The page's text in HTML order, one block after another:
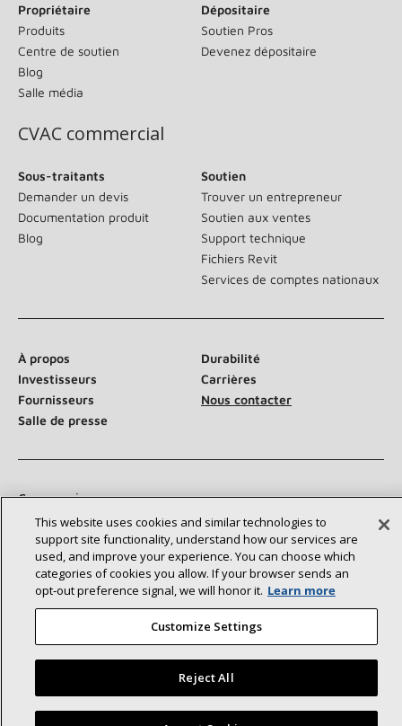
Propriétaire
Produits
Centre de soutien
Blog
Salle média
Dépositaire
Soutien Pros
Devenez dépositaire
CVAC commercial
Sous-traitants
Demander un devis
Documentation produit
Blog
Soutien
Trouver un entrepreneur
Soutien aux ventes
Support technique
Fichiers Revit
Services de comptes nationaux
À propos
Durabilité
Investisseurs
Carrières
Fournisseurs
Nous contacter
Salle de presse
Communiquez avec nous :
©2026 Lennox International Inc.
Déclaration d’accessibilité
Confidentialité
This website uses cookies and similar technologies to
support site functionality, understand how our services are
used, and improve your experience. You can choose which
categories of cookies you allow. If your browser sends an
opt‑out preference signal, we will honor it. Learn more
Customize Settings
Reject All